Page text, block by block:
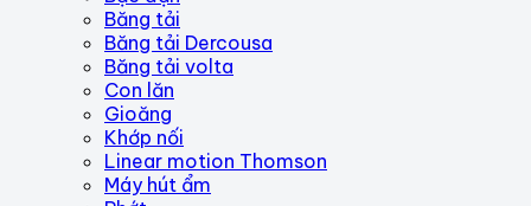
Băng tải
Băng tải Dercousa
Băng tải volta
Con lăn
Gioăng
Khớp nối
Linear motion Thomson
Máy hút ẩm